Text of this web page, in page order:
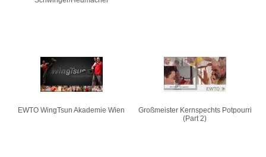
EWTO WingTsun Akademie Wien
Großmeister Kernspechts Potpourri
(Part 2)